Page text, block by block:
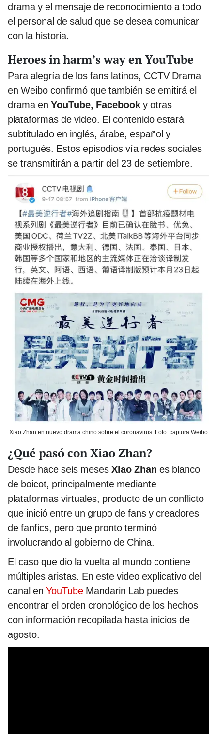
drama y el mensaje de reconocimiento a todo
el personal de salud que se desea comunicar
con la historia.
Heroes in harm’s way en YouTube
Para alegría de los fans latinos, CCTV Drama
en Weibo confirmó que también se emitirá el
drama en YouTube, Facebook y otras
plataformas de video. El contenido estará
subtitulado en inglés, árabe, español y
portugués. Estos episodios vía redes sociales
se transmitirán a partir del 23 de setiembre.
Xiao Zhan en nuevo drama chino sobre el coronavirus. Foto: captura Weibo
¿Qué pasó con Xiao Zhan?
Desde hace seis meses Xiao Zhan es blanco
de boicot, principalmente mediante
plataformas virtuales, producto de un conflicto
que inició entre un grupo de fans y creadores
de fanfics, pero que pronto terminó
involucrando al gobierno de China.
El caso que dio la vuelta al mundo contiene
múltiples aristas. En este video explicativo del
canal en YouTube Mandarin Lab puedes
encontrar el orden cronológico de los hechos
con información recopilada hasta inicios de
agosto.